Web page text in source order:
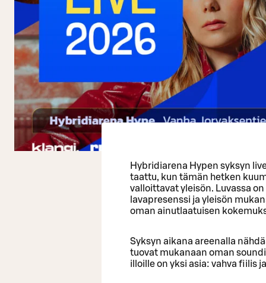
Hybridiarena Hypen syksyn
taattu, kun tämän hetken
valloittavat yleisön. Luvassa
lavapresenssi ja yleisön
oman ainutlaatuisen
Syksyn aikana areenalla
tuovat mukanaan oman
illoille on yksi asia: vahva fiilis